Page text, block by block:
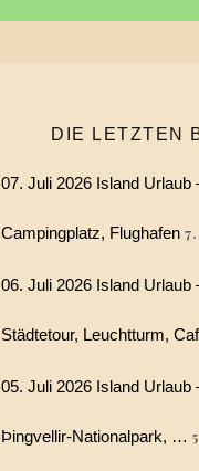
DIE LETZTEN
07. Juli 2026 Island Urlaub
Campingplatz, Flughafen
06. Juli 2026 Island Urlaub
Städtetour, Leuchtturm,
05. Juli 2026 Island Urlaub
Þingvellir-Nationalpark, …